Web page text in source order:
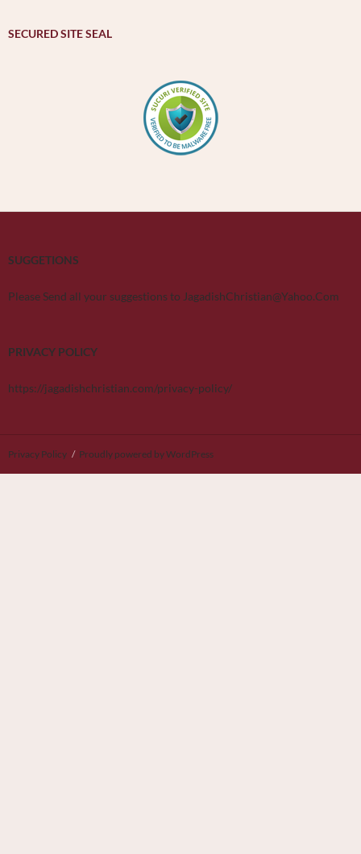
SECURED SITE SEAL
SUGGETIONS
Please Send all your suggestions to JagadishChristian@Yahoo.Com
PRIVACY POLICY
https://jagadishchristian.com/privacy-policy/
Privacy Policy Proudly powered by WordPress